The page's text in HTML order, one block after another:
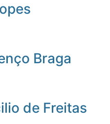
Braga
de Freitas